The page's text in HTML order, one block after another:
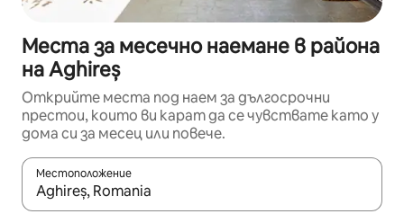
Места за месечно наемане в района
на Aghireș
Открийте места под наем за дългосрочни
престои, които ви карат да се чувствате като у
дома си за месец или повече.
Местоположение
Когато резултатите се покажат, използвайте